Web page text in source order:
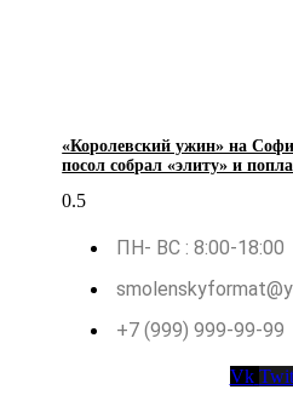
«Королевский ужин» на
посол собрал «элиту» и
ПН- ВС : 8:00-18:00
+7 (999) 999-99-99
Vk